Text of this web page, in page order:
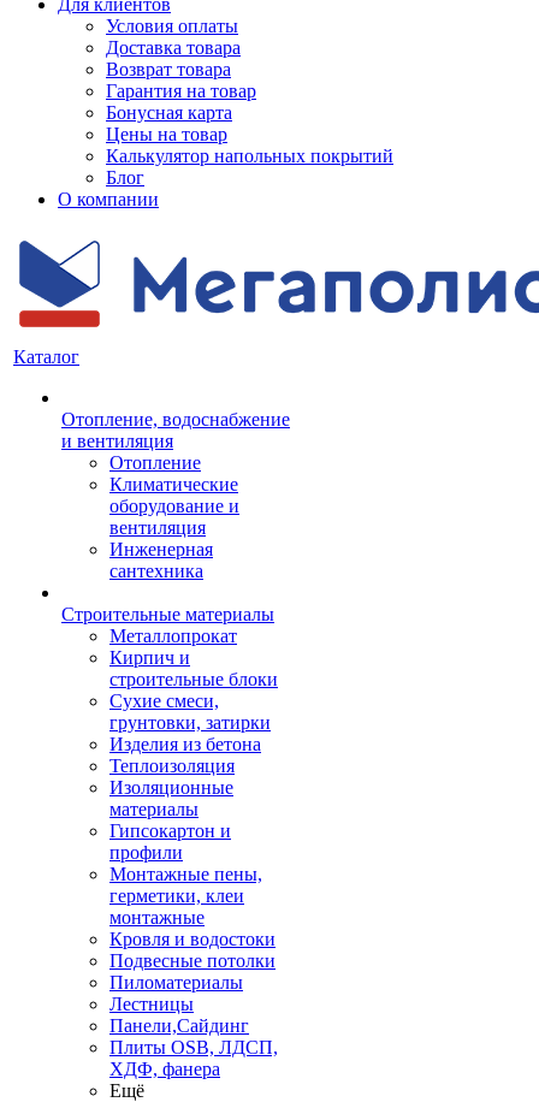
Для клиентов
Условия оплаты
Доставка товара
Возврат товара
Гарантия на товар
Бонусная карта
Цены на товар
Калькулятор напольных покрытий
Блог
О компании
Каталог
Отопление, водоснабжение
и вентиляция
Отопление
Климатические
оборудование и
вентиляция
Инженерная
сантехника
Строительные материалы
Металлопрокат
Кирпич и
строительные блоки
Сухие смеси,
грунтовки, затирки
Изделия из бетона
Теплоизоляция
Изоляционные
материалы
Гипсокартон и
профили
Монтажные пены,
герметики, клеи
монтажные
Кровля и водостоки
Подвесные потолки
Пиломатериалы
Лестницы
Панели,Сайдинг
Плиты OSB, ЛДСП,
ХДФ, фанера
Ещё